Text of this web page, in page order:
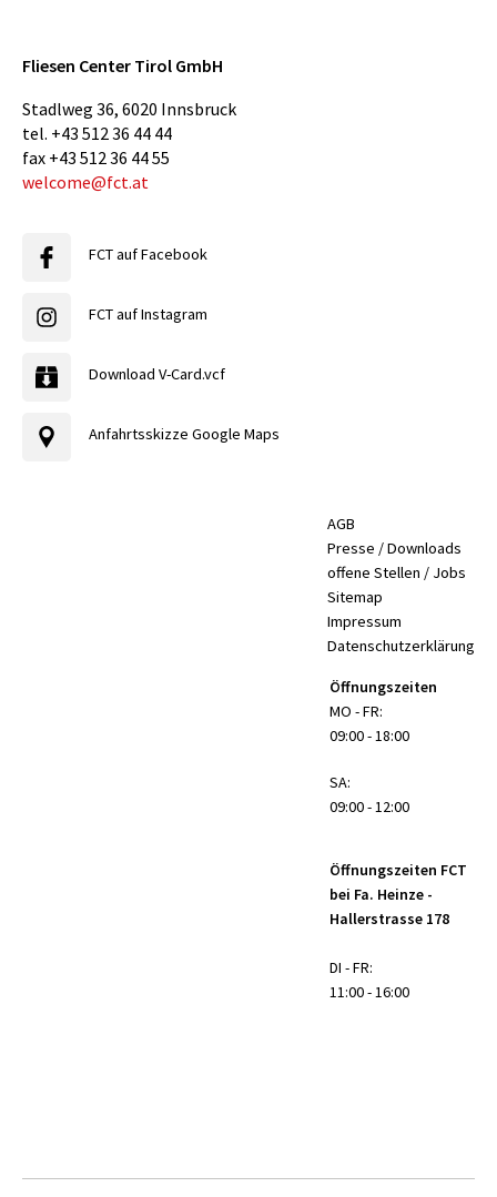
Fliesen Center Tirol GmbH
Stadlweg 36, 6020 Innsbruck
tel. +43 512 36 44 44
fax +43 512 36 44 55
welcome@fct.at
FCT auf Facebook
FCT auf Instagram
Download V-Card.vcf
Anfahrtsskizze Google Maps
AGB
Presse / Downloads
offene Stellen / Jobs
Sitemap
Impressum
Datenschutzerklärung
Öffnungszeiten
MO - FR:
09:00 - 18:00
SA:
09:00 - 12:00
Öffnungszeiten FCT
bei Fa. Heinze -
Hallerstrasse 178
DI - FR:
11:00 - 16:00